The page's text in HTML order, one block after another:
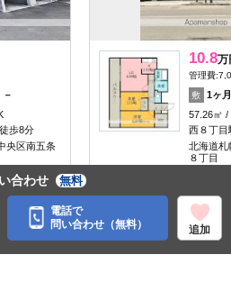
－
歩8分
央区南五条
10.8万
管理費
敷
1ヶ月
57.26㎡
西８丁目
北海道札
８丁目
合わせ 無料
電話で
問い合わせ（無料）
追加